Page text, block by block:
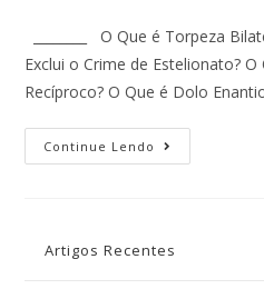
________ O Que é Torpeza
Exclui o Crime de Estelionato?
Recíproco? O Que é Dolo
Continue Lendo
Artigos Recentes